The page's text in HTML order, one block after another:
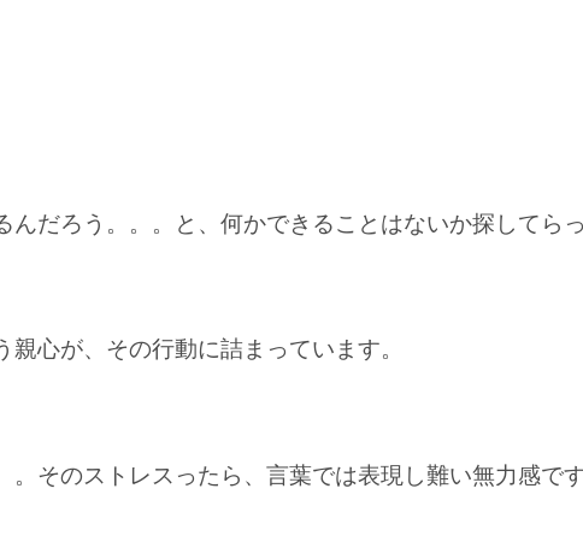
だろう。。。と、何かできることはないか探してら
心が、その行動に詰まっています。
そのストレスったら、言葉では表現し難い無力感です